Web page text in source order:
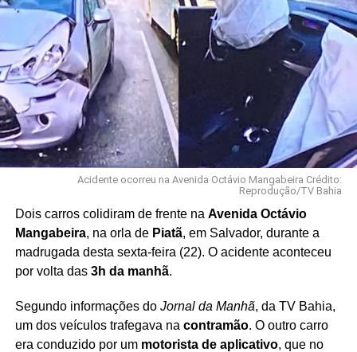
Acidente ocorreu na Avenida Octávio Mangabeira Crédito:
Reprodução/TV Bahia
Dois carros colidiram de frente na Avenida Octávio
Mangabeira, na orla de Piatã, em Salvador, durante a
madrugada desta sexta-feira (22). O acidente aconteceu
por volta das 3h da manhã.
Segundo informações do Jornal da Manhã, da TV Bahia,
um dos veículos trafegava na contramão. O outro carro
era conduzido por um motorista de aplicativo, que no